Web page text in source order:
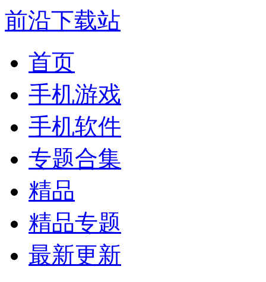
前沿下载站
首页
手机游戏
手机软件
专题合集
精品
精品专题
最新更新